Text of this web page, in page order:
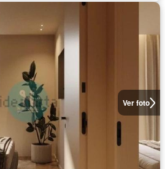
Ver foto